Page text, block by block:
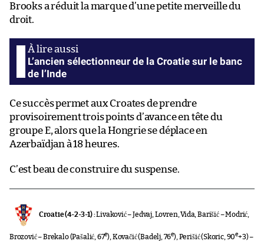
Brooks a réduit la marque d’une petite merveille du
droit.
L’ancien sélectionneur de la Croatie sur le banc
de l’Inde
Ce succès permet aux Croates de prendre
provisoirement trois points d’avance en tête du
groupe E, alors que la Hongrie se déplace en
Azerbaïdjan à 18 heures.
C’est beau de construire du suspense.
Croatie (4-2-3-1) :Livaković – Jedvaj, Lovren, Vida, Barišić – Modrić,
Brozović – Brekalo (Pašalić, 67e), Kovačić (Badelj, 76e), Perišić (Skoric, 90e+3) –